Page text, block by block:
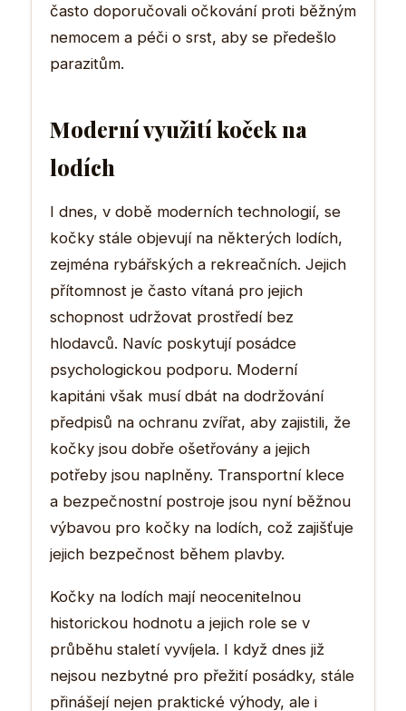
často doporučovali očkování proti běžným
nemocem a péči o srst, aby se předešlo
parazitům.
Moderní využití koček na
lodích
I dnes, v době moderních technologií, se
kočky stále objevují na některých lodích,
zejména rybářských a rekreačních. Jejich
přítomnost je často vítaná pro jejich
schopnost udržovat prostředí bez
hlodavců. Navíc poskytují posádce
psychologickou podporu. Moderní
kapitáni však musí dbát na dodržování
předpisů na ochranu zvířat, aby zajistili, že
kočky jsou dobře ošetřovány a jejich
potřeby jsou naplněny. Transportní klece
a bezpečnostní postroje jsou nyní běžnou
výbavou pro kočky na lodích, což zajišťuje
jejich bezpečnost během plavby.
Kočky na lodích mají neocenitelnou
historickou hodnotu a jejich role se v
průběhu staletí vyvíjela. I když dnes již
nejsou nezbytné pro přežití posádky, stále
přinášejí nejen praktické výhody, ale i